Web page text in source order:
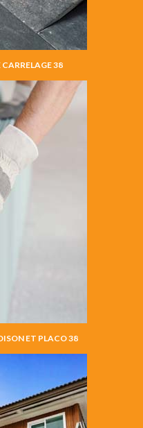
CARRELAGE 38
ET PLACO 38